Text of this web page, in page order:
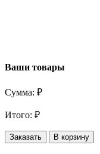
Ваши товары
Сумма: ₽
Итого: ₽
Заказать В корзину